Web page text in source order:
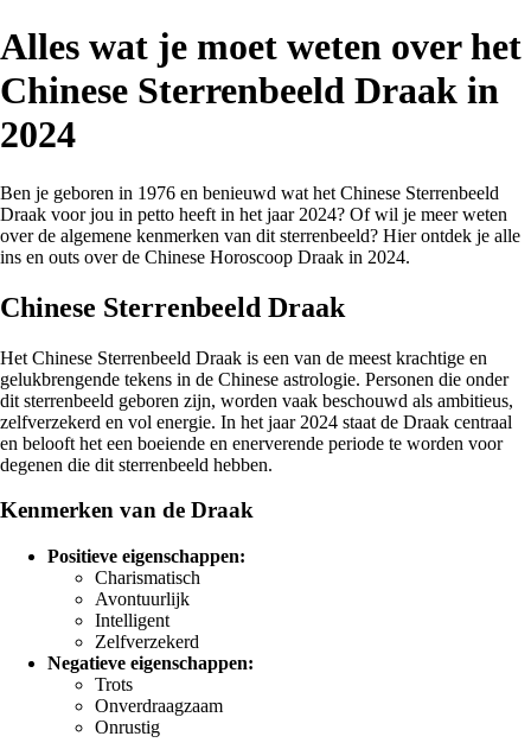
Alles wat je moet weten over het
Chinese Sterrenbeeld Draak in
2024
Ben je geboren in 1976 en benieuwd wat het Chinese Sterrenbeeld
Draak voor jou in petto heeft in het jaar 2024? Of wil je meer weten
over de algemene kenmerken van dit sterrenbeeld? Hier ontdek je alle
ins en outs over de Chinese Horoscoop Draak in 2024.
Chinese Sterrenbeeld Draak
Het Chinese Sterrenbeeld Draak is een van de meest krachtige en
gelukbrengende tekens in de Chinese astrologie. Personen die onder
dit sterrenbeeld geboren zijn, worden vaak beschouwd als ambitieus,
zelfverzekerd en vol energie. In het jaar 2024 staat de Draak centraal
en belooft het een boeiende en enerverende periode te worden voor
degenen die dit sterrenbeeld hebben.
Kenmerken van de Draak
Positieve eigenschappen:
Charismatisch
Avontuurlijk
Intelligent
Zelfverzekerd
Negatieve eigenschappen:
Trots
Onverdraagzaam
Onrustig